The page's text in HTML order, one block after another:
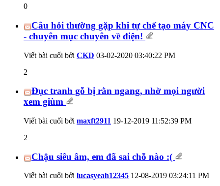
0
Câu hỏi thường gặp khi tự chế tạo máy CNC
- chuyên mục chuyên về điện!
Viết bài cuối bởi CKD 03-02-2020 03:40:22 PM
2
Đục tranh gỗ bị rằn ngang, nhờ mọi người
xem giùm
Viết bài cuối bởi maxft2911 19-12-2019 11:52:39 PM
2
Chậu siêu âm, em đã sai chỗ nào :(
Viết bài cuối bởi lucasyeah12345 12-08-2019 03:24:11 PM